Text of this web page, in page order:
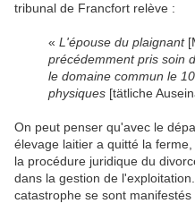
tribunal de Francfort relève :
« L'épouse du plaignant
précédemment pris soin
le domaine commun le
physiques [tätliche
On peut penser qu'avec le
élevage laitier a quitté la
la procédure juridique du
dans la gestion de
catastrophe se sont manifestés